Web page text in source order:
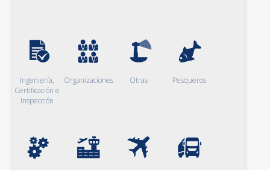
Ingeniería,
Certificación e
Inspección
Organizaciones Otras Pesqueros